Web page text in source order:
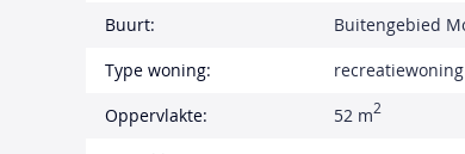
Buurt:
Buitengebied
Type woning:
recreatiewoning
Oppervlakte:
52 m2